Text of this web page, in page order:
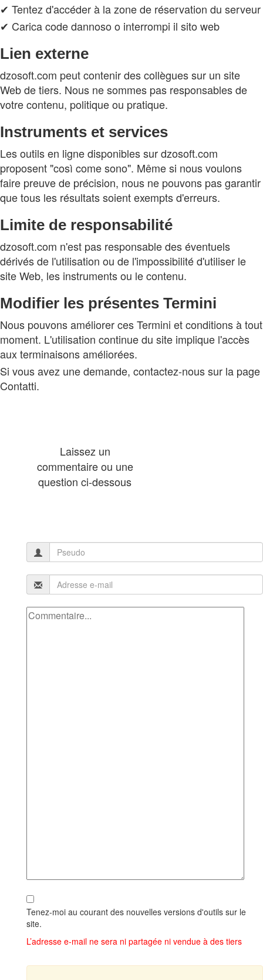
✔ Tentez d'accéder à la zone de réservation du serveur
✔ Carica code dannoso o interrompi il sito web
Lien externe
dzosoft.com peut contenir des collègues sur un site
Web de tiers. Nous ne sommes pas responsables de
votre contenu, politique ou pratique.
Instruments et services
Les outils en ligne disponibles sur dzosoft.com
proposent "così come sono". Même si nous voulons
faire preuve de précision, nous ne pouvons pas garantir
que tous les résultats soient exempts d'erreurs.
Limite de responsabilité
dzosoft.com n'est pas responsable des éventuels
dérivés de l'utilisation ou de l'impossibilité d'utiliser le
site Web, les instruments ou le contenu.
Modifier les présentes Termini
Nous pouvons améliorer ces Termini et conditions à tout
moment. L'utilisation continue du site implique l'accès
aux terminaisons améliorées.
Si vous avez une demande, contactez-nous sur la page
Contatti.
Laissez un
commentaire ou une
question ci-dessous
Tenez-moi au courant des nouvelles versions d'outils sur le
site.
L’adresse e-mail ne sera ni partagée ni vendue à des tiers